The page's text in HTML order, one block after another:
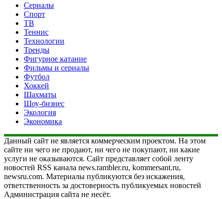
Сериалы
Спорт
ТВ
Теннис
Технологии
Тренды
Фигурное катание
Фильмы и сериалы
Футбол
Хоккей
Шахматы
Шоу-бизнес
Экология
Экономика
Данный сайт не является коммерческим проектом. На этом
сайте ни чего не продают, ни чего не покупают, ни какие
услуги не оказываются. Сайт представляет собой ленту
новостей RSS канала news.rambler.ru, kommersant.ru,
newsru.com. Материалы публикуются без искажения,
ответственность за достоверность публикуемых новостей
Администрация сайта не несёт.